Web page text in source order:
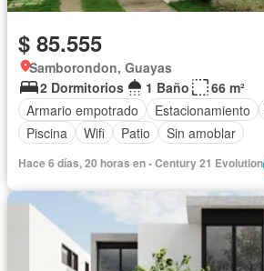
$ 85.555
Samborondon, Guayas
2 Dormitorios
1 Baño
66 m²
Armario empotrado
Estacionamiento
Piscina
Wifi Patio Sin amoblar
Hace 6 días, 20 horas en - Century 21 Evolution